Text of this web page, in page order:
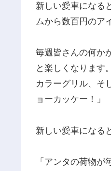
新しい愛車になる
ムから数百円のア
毎週皆さんの何か
と楽しくなります
カラーグリル、そ
ョーカッケー！」
新しい愛車になる
「アンタの荷物が